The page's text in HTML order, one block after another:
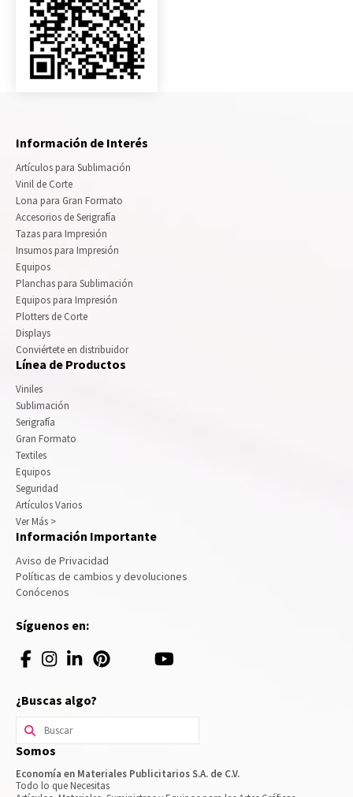
Información de Interés
Artículos para Sublimación
Vinil de Corte
Lona para Gran Formato
Accesorios de Serigrafía
Tazas para Impresión
Insumos para Impresión
Equipos
Planchas para Sublimación
Equipos para Impresión
Plotters de Corte
Displays
Conviértete en distribuidor
Línea de Productos
Viniles
Sublimación
Serigrafía
Gran Formato
Textiles
Equipos
Seguridad
Artículos Varios
Ver Más >
Información Importante
Aviso de Privacidad
Políticas de cambios y devoluciones
Conócenos
Síguenos en:
¿Buscas algo?
Buscar
por:
Somos
Economía en Materiales Publicitarios S.A. de C.V.
Todo lo que Necesitas